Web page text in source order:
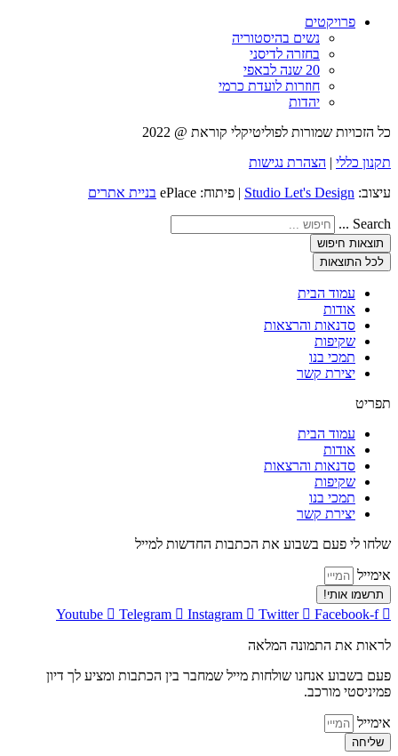
פרויקטים
נשים בהיסטוריה
בחזרה לדיסני
20 שנה לבאפי
חוזרות לועדת כרמי
יהדות
כל הזכויות שמורות לפוליטיקלי קוראת @ 2022
תקנון כללי | הצהרת נגישות
עיצוב: Studio Let's Design | פיתוח: ePlace בניית אתרים
Search ...
תוצאות חיפוש
לכל התוצאות
עמוד הבית
אודות
סדנאות והרצאות
שקיפות
תמכי בנו
יצירת קשר
תפריט
עמוד הבית
אודות
סדנאות והרצאות
שקיפות
תמכי בנו
יצירת קשר
שלחו לי פעם בשבוע את הכתבות החדשות למייל
אימייל
תרשמו אותי!
Youtube Telegram Instagram Twitter Facebook-f
לראות את התמונה המלאה
פעם בשבוע אנחנו שולחות מייל שמחבר בין הכתבות ומציע לך דיון
פמיניסטי מורכב.
אימייל
שליחה